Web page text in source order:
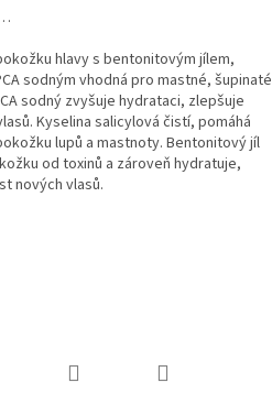
hlavy s bentonitovým jílem,
sodným vhodná pro mastné, šupinaté
sodný zvyšuje hydrataci, zlepšuje
Kyselina salicylová čistí, pomáhá
lupů a mastnoty. Bentonitový jíl
od toxinů a zároveň hydratuje,
nových vlasů.